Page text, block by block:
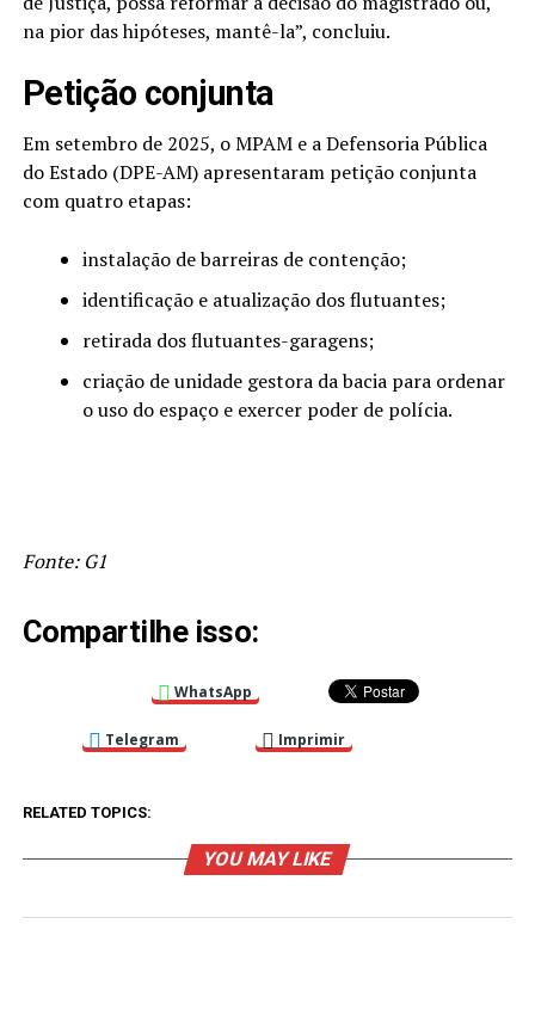
na pior das hipóteses, mantê-la”, concluiu.
Petição conjunta
Em setembro de 2025, o MPAM e a Defensoria Pública
do Estado (DPE-AM) apresentaram petição conjunta
com quatro etapas:
instalação de barreiras de contenção;
identificação e atualização dos flutuantes;
retirada dos flutuantes-garagens;
criação de unidade gestora da bacia para ordenar
o uso do espaço e exercer poder de polícia.
Fonte: G1
Compartilhe isso:
WhatsApp
Telegram Imprimir
RELATED TOPICS:
YOU MAY LIKE